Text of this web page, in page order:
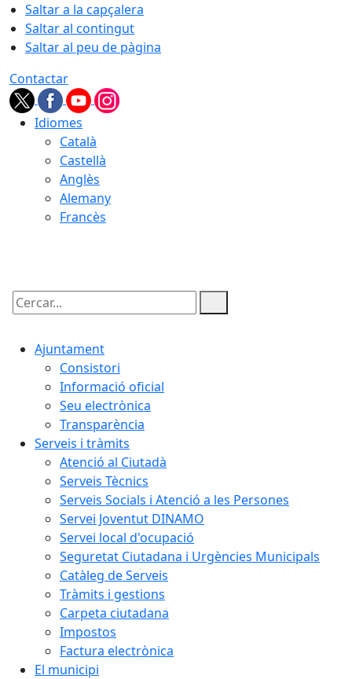
Saltar a la capçalera
Saltar al contingut
Saltar al peu de pàgina
Contactar
Idiomes
Català
Castellà
Anglès
Alemany
Francès
Cercar:
Ajuntament
Consistori
Informació oficial
Seu electrònica
Transparència
Serveis i tràmits
Atenció al Ciutadà
Serveis Tècnics
Serveis Socials i Atenció a les Persones
Servei Joventut DINAMO
Servei local d'ocupació
Seguretat Ciutadana i Urgències Municipals
Catàleg de Serveis
Tràmits i gestions
Carpeta ciutadana
Impostos
Factura electrònica
El municipi